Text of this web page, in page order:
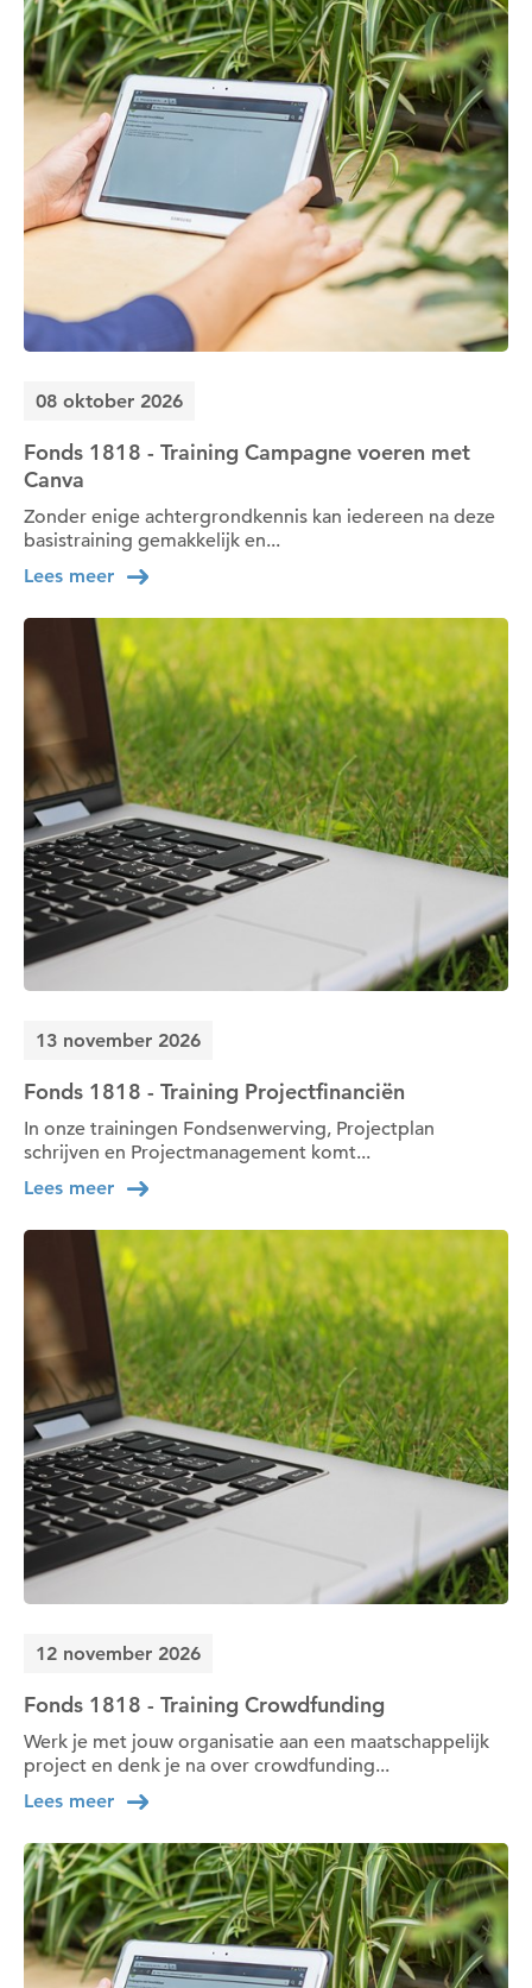
08 oktober 2026
Fonds 1818 - Training Campagne voeren met
Canva
Zonder enige achtergrondkennis kan iedereen na deze
basistraining gemakkelijk en...
Lees meer
13 november 2026
Fonds 1818 - Training Projectfinanciën
In onze trainingen Fondsenwerving, Projectplan
schrijven en Projectmanagement komt...
Lees meer
12 november 2026
Fonds 1818 - Training Crowdfunding
Werk je met jouw organisatie aan een maatschappelijk
project en denk je na over crowdfunding...
Lees meer
Ja
Om gereedschap te kunnen lenen moet je ingelogd
zijn.
Wil je nu inloggen?